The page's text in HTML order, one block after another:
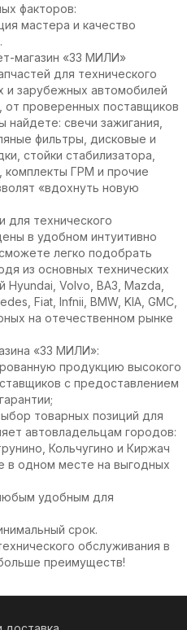
факторов:
мастера и качество
магазин «33 МИЛИ»
для технического
и зарубежных автомобилей
проверенных поставщиков
найдете: свечи зажигания,
фильтры, дисковые и
стойки стабилизатора,
ГРМ и прочие
«вдохнуть новую
для технического
в удобном интуитивно
легко подобрать
из основных технических
Volvo, ВАЗ, Mazda,
Fiat, Infnii, BMW, KIA, GMC,
на отечественном рынке
«33 МИЛИ»:
продукцию высокого
с предоставлением
товарных позиций для
автовладельцам городов:
Кольчугино и Киржач
в одном месте на выгодных
удобным для
срок.
обслуживания в
преимуществ!